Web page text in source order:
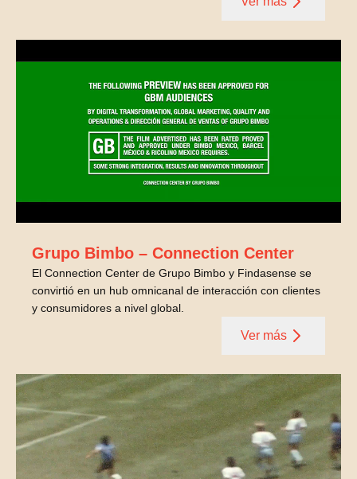
Grupo Bimbo – Connection Center
El Connection Center de Grupo Bimbo y Findasense se
convirtió en un hub omnicanal de interacción con clientes
y consumidores a nivel global.
Ver más